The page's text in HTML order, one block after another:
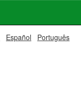
Español Português